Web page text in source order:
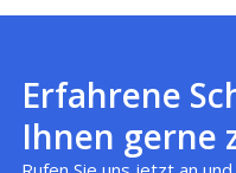
Erfahrene
Ihnen gerne